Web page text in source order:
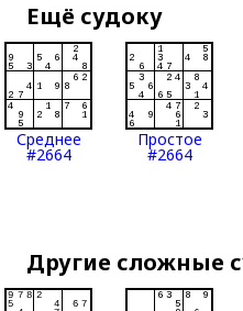
Ещё судоку
Среднее
#2664
Простое
#2664
Другие сложные